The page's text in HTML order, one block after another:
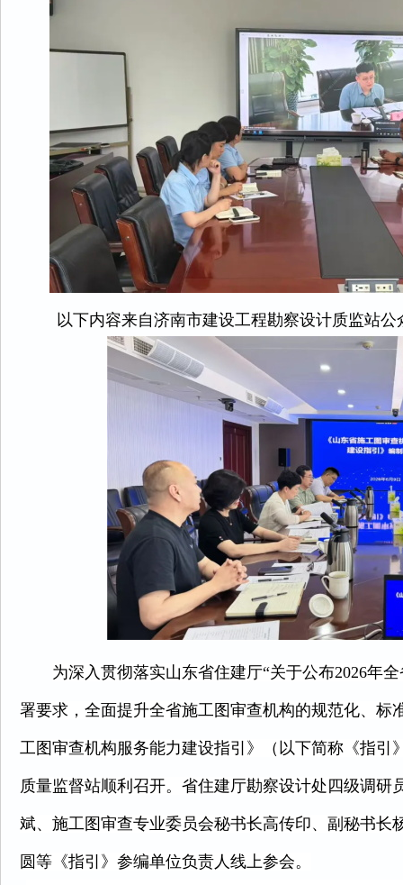
以下内容来自济南市建设工程勘察设计质监站公
为深入贯彻落实山东省住建厅“关于公布2026年
署要求，全面提升全省施工图审查机构的规范化、标
工图审查机构服务能力建设指引》（以下简称《指
质量监督站顺利召开。省住建厅勘察设计处四级调
斌、施工图审查专业委员会秘书长高传印、副秘书
圆等《指引》参编单位负责人线上参会。